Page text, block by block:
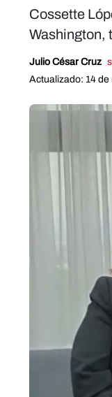
Cossette
Washington,
Julio César Cruz
Actualizado: 14 de